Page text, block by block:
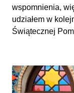
wspomnienia,
udziałem w
Świątecznej